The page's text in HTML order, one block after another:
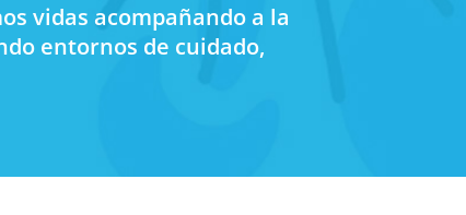
vidas acompañando a la
entornos de cuidado,